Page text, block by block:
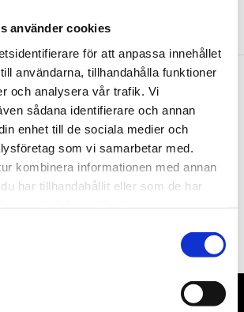
använder cookies
för att anpassa innehållet
användarna, tillhandahålla funktioner
och analysera vår trafik. Vi
sådana identifierare och annan
enhet till de sociala medier och
som vi samarbetar med.
kombinera informationen med annan
har tillhandahållit eller som de har
Nyhetsbrev